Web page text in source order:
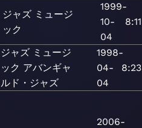
ジャズ ミュージ
ック
1999-
10-
04
8:11
ジャズ ミュージ
ック アバンギャ
ルド・ジャズ
1998-
04-
04
8:23
2006-